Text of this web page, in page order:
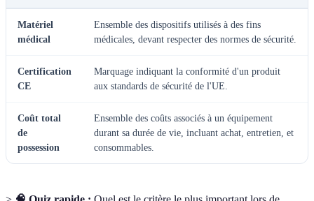
Matériel
médical
Ensemble des dispositifs utilisés à des fins
médicales, devant respecter des normes de sécurité.
Certification
CE
Marquage indiquant la conformité d'un produit
aux standards de sécurité de l'UE.
Coût total
de
possession
Ensemble des coûts associés à un équipement
durant sa durée de vie, incluant achat, entretien, et
consommables.